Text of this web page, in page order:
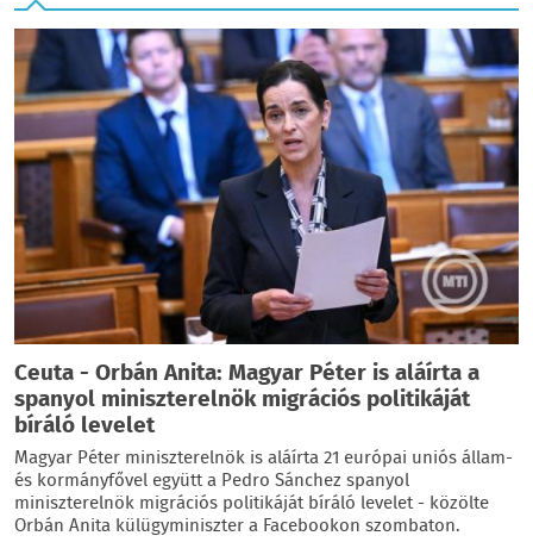
Ceuta - Orbán Anita: Magyar Péter is aláírta a
spanyol miniszterelnök migrációs politikáját
bíráló levelet
Magyar Péter miniszterelnök is aláírta 21 európai uniós állam-
és kormányfővel együtt a Pedro Sánchez spanyol
miniszterelnök migrációs politikáját bíráló levelet - közölte
Orbán Anita külügyminiszter a Facebookon szombaton.